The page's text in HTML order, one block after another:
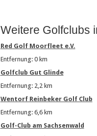
Weitere Golfclubs
Red Golf Moorfleet e.V.
Entfernung: 0 km
Golfclub Gut Glinde
Entfernung: 2,2 km
Wentorf Reinbeker Golf Club
Entfernung: 6,6 km
Golf-Club am Sachsenwald